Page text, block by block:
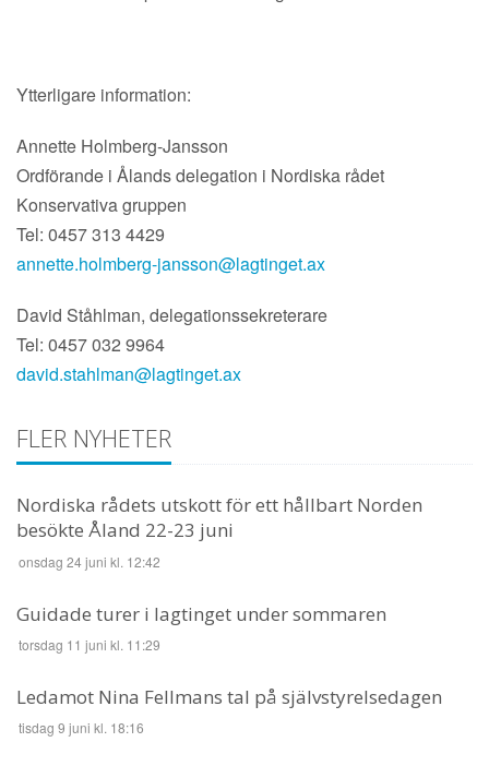
Ytterligare information:
Annette Holmberg-Jansson
Ordförande i Ålands delegation i Nordiska rådet
Konservativa gruppen
Tel: 0457 313 4429
annette.holmberg-jansson@lagtinget.ax
David Ståhlman, delegationssekreterare
Tel: 0457 032 9964
david.stahlman@lagtinget.ax
FLER NYHETER
Nordiska rådets utskott för ett hållbart Norden
besökte Åland 22-23 juni
onsdag 24 juni kl. 12:42
Guidade turer i lagtinget under sommaren
torsdag 11 juni kl. 11:29
Ledamot Nina Fellmans tal på självstyrelsedagen
tisdag 9 juni kl. 18:16